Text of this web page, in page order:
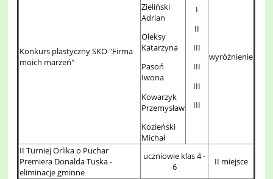
Konkurs plastyczny SKO "Firma
moich marzeń"
Zieliński
Adrian
Oleksy
Katarzyna
Pasoń
Iwona
Kowarzyk
Przemysław
Kozieński
Michał
I
II
III
III
III
III
wyróżnienie
II Turniej Orlika o Puchar
Premiera Donalda Tuska -
eliminacje gminne
uczniowie klas 4 -
6
II miejsce